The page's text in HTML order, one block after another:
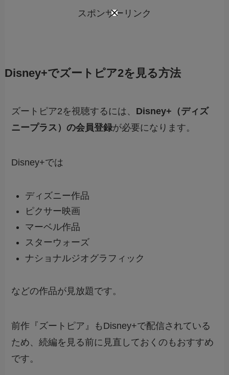
スポンサーリンク
Disney+でズートピア2を見る方法
ズートピア2を視聴するには、 Disney+（ディズ
ニープラス）の会員登録が必要になります。
Disney+では
ディズニー作品
ピクサー映画
マーベル作品
スターウォーズ
ナショナルジオグラフィック
などの作品が見放題です。
前作『ズートピア』もDisney+で配信されている
ため、続編を見る前に見直しておくのもおすすめ
です。